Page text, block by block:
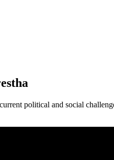
political and social